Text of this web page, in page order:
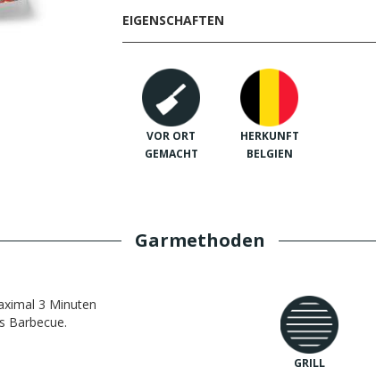
EIGENSCHAFTEN
VOR ORT
GEMACHT
HERKUNFT
BELGIEN
Garmethoden
3 Minuten
Barbecue.
GRILL